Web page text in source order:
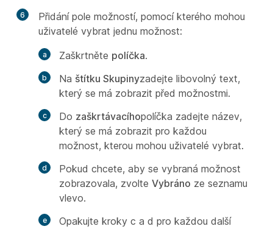
6
Přidání pole možností, pomocí kterého mohou
uživatelé vybrat jednu možnost:
Zaškrtněte políčka.
Na štítku Skupinyzadejte libovolný text,
který se má zobrazit před možnostmi.
Do zaškrtávacíhopolíčka zadejte název,
který se má zobrazit pro každou
možnost, kterou mohou uživatelé vybrat.
Pokud chcete, aby se vybraná možnost
zobrazovala, zvolte Vybráno ze seznamu
vlevo.
Opakujte kroky c a d pro každou další